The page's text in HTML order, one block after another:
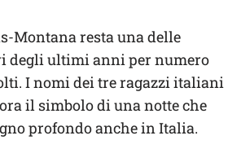
Montana resta una delle
degli ultimi anni per numero
I nomi dei tre ragazzi italiani
il simbolo di una notte che
profondo anche in Italia.